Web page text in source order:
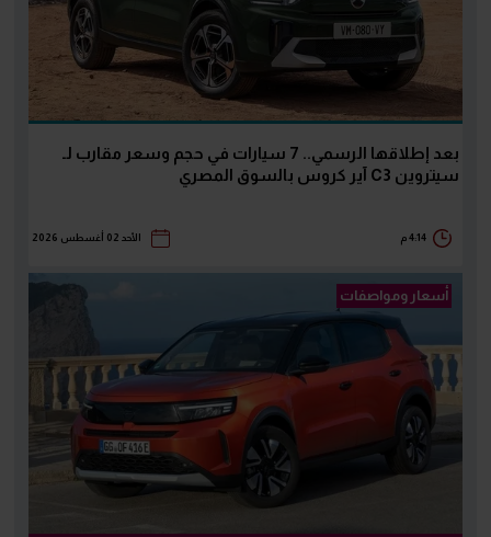
بعد إطلاقها الرسمي.. 7 سيارات في حجم وسعر مقارب لـ
سيتروين C3 آير كروس بالسوق المصري
4:14 م الأحد 02 أغسطس 2026
أسعار ومواصفات